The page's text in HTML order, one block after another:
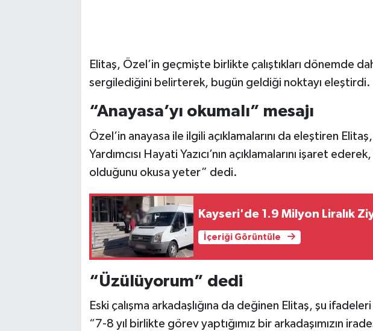
Elitaş, Özel’in geçmişte birlikte çalıştıkları dönemde
sergilediğini belirterek, bugün geldiği noktayı eleştirdi.
“Anayasa’yı okumalı” mesajı
Özel’in anayasa ile ilgili açıklamalarını da eleştiren
Yardımcısı Hayati Yazıcı’nın açıklamalarını işaret
olduğunu okusa yeter” dedi.
Kayseri'de 1.9 Milyon Liralık
İçeriği Görüntüle
“Üzülüyorum” dedi
Eski çalışma arkadaşlığına da değinen Elitaş, şu ifadeleri
“7-8 yıl birlikte görev yaptığımız bir arkadaşımızın